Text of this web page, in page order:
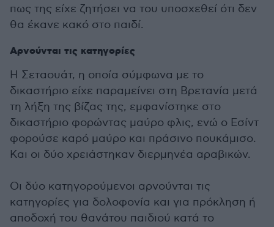
πως της είχε ζητήσει να του υποσχεθεί ότι δεν
θα έκανε κακό στο παιδί.
Αρνούνται τις κατηγορίες
Η Σεταουάτ, η οποία σύμφωνα με το
δικαστήριο είχε παραμείνει στη Βρετανία μετά
τη λήξη της βίζας της, εμφανίστηκε στο
δικαστήριο φορώντας μαύρο φλις, ενώ ο Εσίντ
φορούσε καρό μαύρο και πράσινο πουκάμισο.
Και οι δύο χρειάστηκαν διερμηνέα αραβικών.
Οι δύο κατηγορούμενοι αρνούνται τις
κατηγορίες για δολοφονία και για πρόκληση ή
αποδοχή του θανάτου παιδιού κατά το